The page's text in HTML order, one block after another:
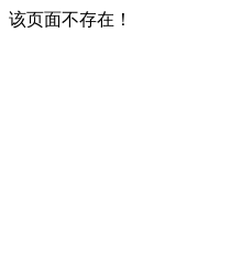
该页面不存在！